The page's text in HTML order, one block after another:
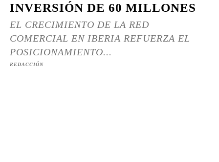
INVERSIÓN DE 60 MILLONES
EL CRECIMIENTO DE LA RED
COMERCIAL EN IBERIA REFUERZA EL
POSICIONAMIENTO...
REDACCIÓN